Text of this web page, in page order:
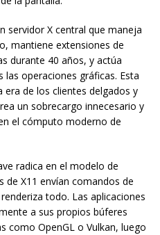
servidor X central que maneja
mantiene extensiones de
durante 40 años, y actúa
operaciones gráficas. Esta
de los clientes delgados y
un sobrecargo innecesario y
el cómputo moderno de
radica en el modelo de
de X11 envían comandos de
todo. Las aplicaciones
a sus propios búferes
como OpenGL o Vulkan, luego